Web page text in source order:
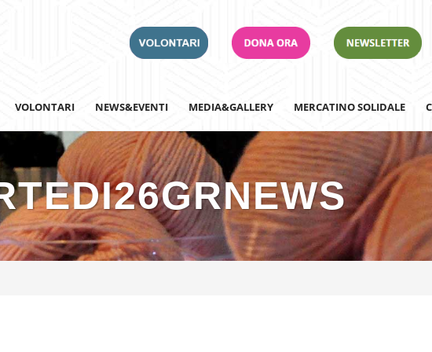
Ospedale
VOLONTARI NEWS&EVENTI MEDIA&GALLERY MERCATINO SOLIDALE